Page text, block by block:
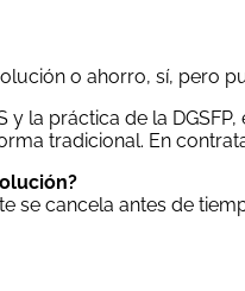
o ahorro, sí, pero
y la práctica de la
tradicional. En
se cancela antes de